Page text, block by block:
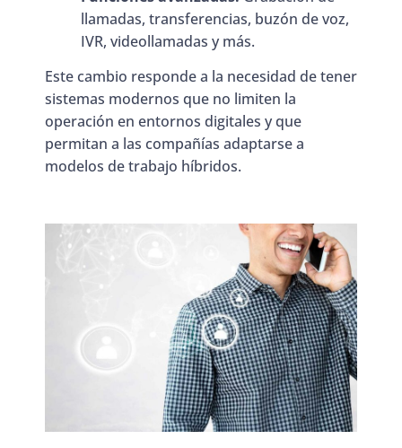
llamadas, transferencias, buzón de voz,
IVR, videollamadas y más.
Este cambio responde a la necesidad de tener
sistemas modernos que no limiten la
operación en entornos digitales y que
permitan a las compañías adaptarse a
modelos de trabajo híbridos.